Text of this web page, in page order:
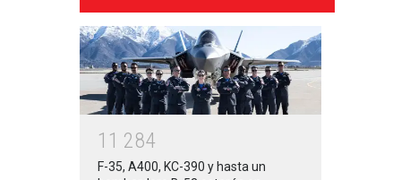
1 1 284
F-35, A400, KC-390 y hasta un